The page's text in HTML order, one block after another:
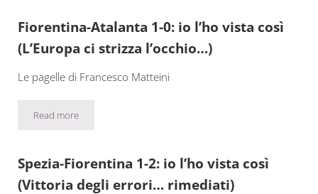
Fiorentina-Atalanta 1-0: io l’ho vista così
(L’Europa ci strizza l’occhio…)
Le pagelle di Francesco Matteini
Read moreFiorentina-Atalanta 1-0: io l’ho vista così (L’Europa ci strizza
Spezia-Fiorentina 1-2: io l’ho vista così
(Vittoria degli errori… rimediati)